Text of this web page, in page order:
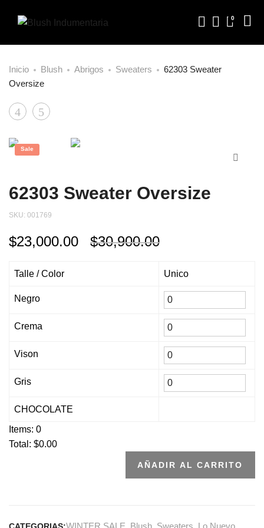
0
Inicio Blush Abrigos Sweaters
62303 Sweater
Oversize
Product
navigation
32619
Con
62306B
Media
Sale
62303 Sweater Oversize
SKU: 001769
$30,900.00
$23,000.00
Talle / Color Unico
Negro
Crema
Vison
Gris
CHOCOLATE
Items: 0
Total: $0.00
AÑADIR AL CARRITO
WINTER SALE Blush Sweaters Lo Nuevo